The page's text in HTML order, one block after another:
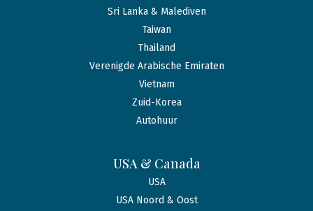
Sri Lanka & Malediven
Taiwan
Thailand
Verenigde Arabische Emiraten
Vietnam
Zuid-Korea
Autohuur
USA & Canada
USA
USA Noord & Oost